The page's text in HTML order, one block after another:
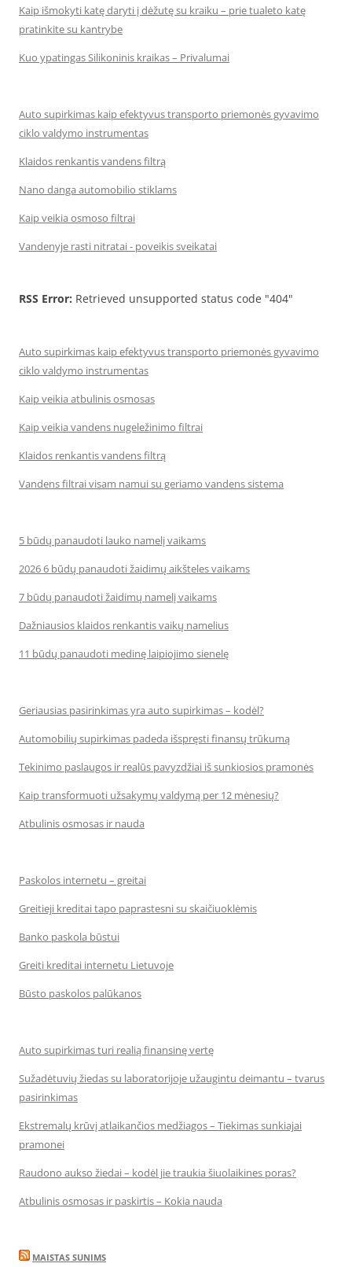
Kaip išmokyti katę daryti į dėžutę su kraiku – prie tualeto katę
pratinkite su kantrybe
Kuo ypatingas Silikoninis kraikas – Privalumai
Auto supirkimas kaip efektyvus transporto priemonės gyvavimo
ciklo valdymo instrumentas
Klaidos renkantis vandens filtrą
Nano danga automobilio stiklams
Kaip veikia osmoso filtrai
Vandenyje rasti nitratai - poveikis sveikatai
RSS Error: Retrieved unsupported status code "404"
Auto supirkimas kaip efektyvus transporto priemonės gyvavimo
ciklo valdymo instrumentas
Kaip veikia atbulinis osmosas
Kaip veikia vandens nugeležinimo filtrai
Klaidos renkantis vandens filtrą
Vandens filtrai visam namui su geriamo vandens sistema
5 būdų panaudoti lauko namelį vaikams
2026 6 būdų panaudoti žaidimų aikšteles vaikams
7 būdų panaudoti žaidimų namelį vaikams
Dažniausios klaidos renkantis vaikų namelius
11 būdų panaudoti medinę laipiojimo sienelę
Geriausias pasirinkimas yra auto supirkimas – kodėl?
Automobilių supirkimas padeda išspręsti finansų trūkumą
Tekinimo paslaugos ir realūs pavyzdžiai iš sunkiosios pramonės
Kaip transformuoti užsakymų valdymą per 12 mėnesių?
Atbulinis osmosas ir nauda
Paskolos internetu – greitai
Greitieji kreditai tapo paprastesni su skaičiuoklėmis
Banko paskola būstui
Greiti kreditai internetu Lietuvoje
Būsto paskolos palūkanos
Auto supirkimas turi realią finansinę vertę
Sužadėtuvių žiedas su laboratorijoje užaugintu deimantu – tvarus
pasirinkimas
Ekstremalų krūvį atlaikančios medžiagos – Tiekimas sunkiajai
pramonei
Raudono aukso žiedai – kodėl jie traukia šiuolaikines poras?
Atbulinis osmosas ir paskirtis – Kokia nauda
MAISTAS SUNIMS